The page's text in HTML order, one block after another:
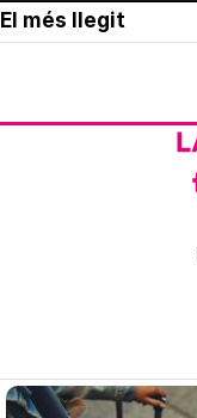
El més llegit